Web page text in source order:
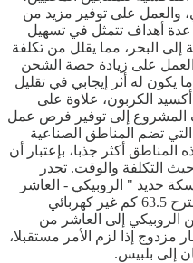
والعمل على توفير مزيد من
أهداف تتمثل في تسهيل
إلى البحر، مما يقلل من تكلفة
على زيادة حصة الشحن
يكون له أثر إيجابي في تقليل
أكسيد الكربون، علاوة على
إلى توفير فرص عمل
تضم المناطق الصناعية
المناطق أكثر جذبا، بإعتبار أن
التكلفة والوقت. تجدر
حديد " الروبيكي - العاشر
من رمضان - بلبيس" يبلغ طوله المقترح 63.5 كم غير كهربائي
إلى العاشر من
إذا لزم الأمر مستقبلا،
إلى بلبيس.